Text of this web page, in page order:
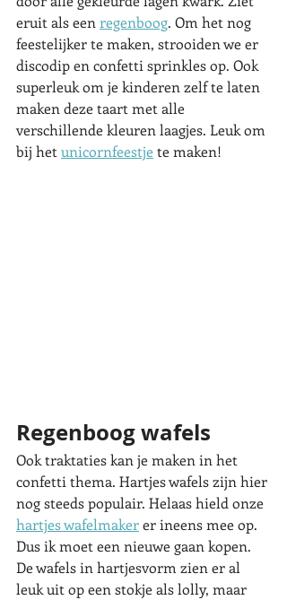
eruit als een regenboog. Om het nog
feestelijker te maken, strooiden we er
discodip en confetti sprinkles op. Ook
superleuk om je kinderen zelf te laten
maken deze taart met alle
verschillende kleuren laagjes. Leuk om
bij het unicornfeestje te maken!
Regenboog wafels
Ook traktaties kan je maken in het
confetti thema. Hartjes wafels zijn hier
nog steeds populair. Helaas hield onze
hartjes wafelmaker er ineens mee op.
Dus ik moet een nieuwe gaan kopen.
De wafels in hartjesvorm zien er al
leuk uit op een stokje als lolly, maar